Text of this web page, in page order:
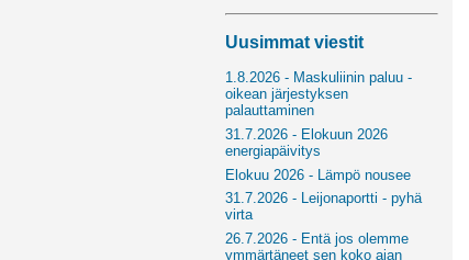
Uusimmat viestit
1.8.2026 - Maskuliinin paluu -
oikean järjestyksen
palauttaminen
31.7.2026 - Elokuun 2026
energiapäivitys
Elokuu 2026 - Lämpö nousee
31.7.2026 - Leijonaportti - pyhä
virta
26.7.2026 - Entä jos olemme
ymmärtäneet sen koko ajan